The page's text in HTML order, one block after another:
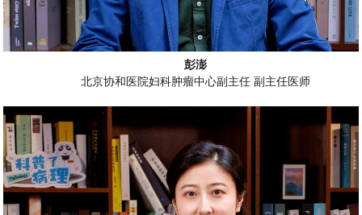
彭澎
北京协和医院妇科肿瘤中心副主任 副主任医师